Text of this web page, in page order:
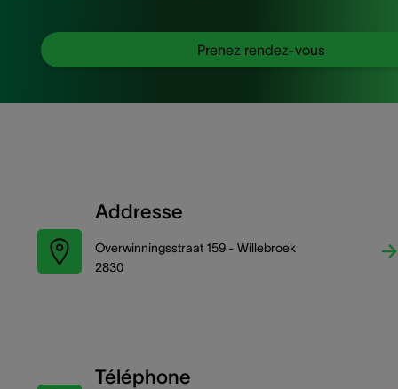
Prenez rendez-vous
Addresse
Overwinningsstraat 159 - Willebroek
2830
Téléphone